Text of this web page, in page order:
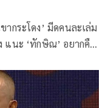
กระโดง’ มีดคนละเล่ม
แนะ ‘ทักษิณ’ อยากคืน